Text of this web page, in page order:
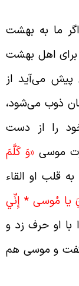
ما به بهشت
اهل بهشت
می‌آید از
ذوب می‌شود،
را از دست
موسی«وَ كَلَّمَ
او القاء
مُوسى‏ * إِنِّي
او حرف زد و
و موسی هم